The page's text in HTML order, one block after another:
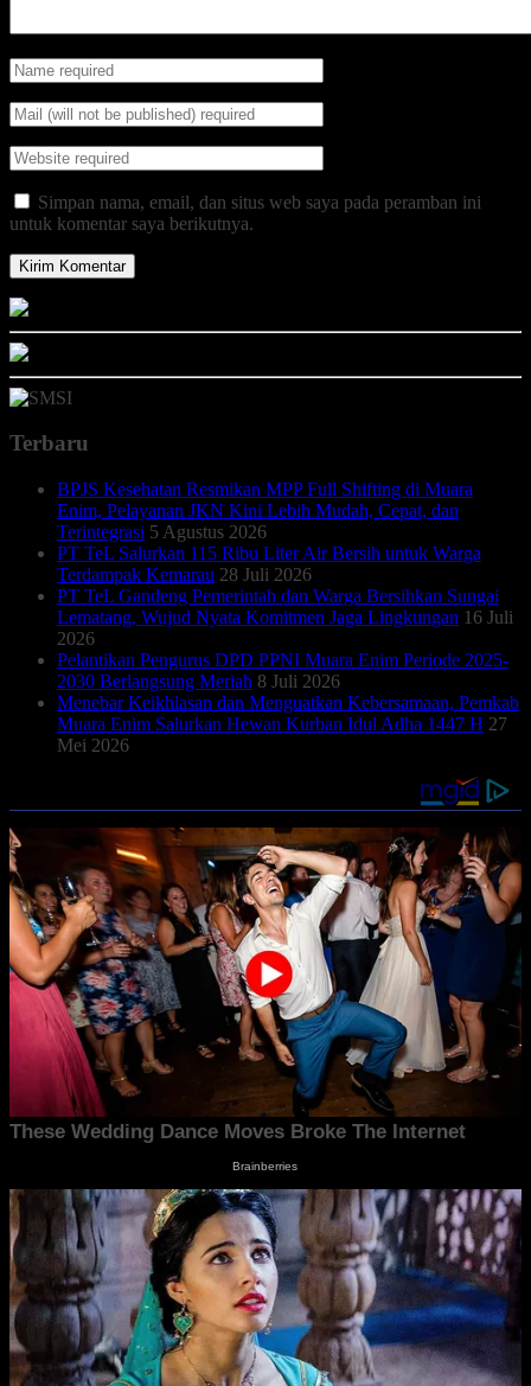
Simpan nama, email, dan situs web saya pada peramban ini
untuk komentar saya berikutnya.
Terbaru
BPJS Kesehatan Resmikan MPP Full Shifting di Muara
Enim, Pelayanan JKN Kini Lebih Mudah, Cepat, dan
Terintegrasi 5 Agustus 2026
PT TeL Salurkan 115 Ribu Liter Air Bersih untuk Warga
Terdampak Kemarau 28 Juli 2026
PT TeL Gandeng Pemerintah dan Warga Bersihkan Sungai
Lematang, Wujud Nyata Komitmen Jaga Lingkungan 16 Juli
2026
Pelantikan Pengurus DPD PPNI Muara Enim Periode 2025-
2030 Berlangsung Meriah 8 Juli 2026
Menebar Keikhlasan dan Menguatkan Kebersamaan, Pemkab
Muara Enim Salurkan Hewan Kurban Idul Adha 1447 H 27
Mei 2026